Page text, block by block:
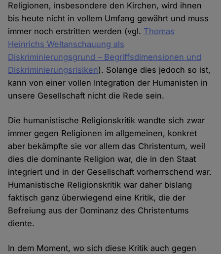
Religionen, insbesondere den Kirchen, wird ihnen
bis heute nicht in vollem Umfang gewährt und muss
immer noch erstritten werden (vgl. Thomas
Heinrichs Weltanschauung als
Diskriminierungsgrund – Begriffsdimensionen und
Diskriminierungsrisiken). Solange dies jedoch so ist,
kann von einer vollen Integration der Humanisten in
unsere Gesellschaft nicht die Rede sein.
Die humanistische Religionskritik wandte sich zwar
immer gegen Religionen im allgemeinen, konkret
aber bekämpfte sie vor allem das Christentum, weil
dies die dominante Religion war, die in den Staat
integriert und in der Gesellschaft vorherrschend war.
Humanistische Religionskritik war daher bislang
faktisch ganz überwiegend eine Kritik, die der
Befreiung aus der Dominanz des Christentums
diente.
In dem Moment, wo sich diese Kritik auch gegen